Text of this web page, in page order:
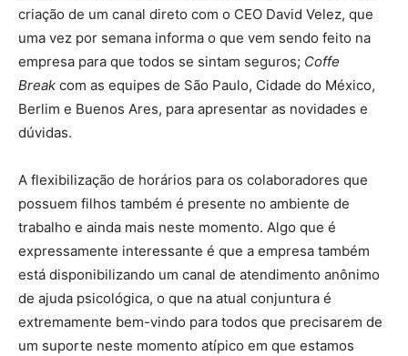
criação de um canal direto com o CEO David Velez, que
uma vez por semana informa o que vem sendo feito na
empresa para que todos se sintam seguros; Coffe
Break com as equipes de São Paulo, Cidade do México,
Berlim e Buenos Ares, para apresentar as novidades e
dúvidas.
A flexibilização de horários para os colaboradores que
possuem filhos também é presente no ambiente de
trabalho e ainda mais neste momento. Algo que é
expressamente interessante é que a empresa também
está disponibilizando um canal de atendimento anônimo
de ajuda psicológica, o que na atual conjuntura é
extremamente bem-vindo para todos que precisarem de
um suporte neste momento atípico em que estamos